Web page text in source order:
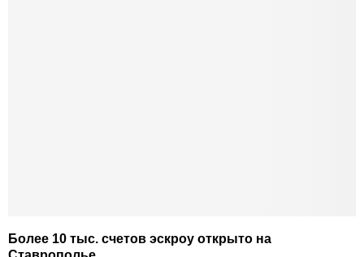
Более 10 тыс. счетов эскроу открыто на